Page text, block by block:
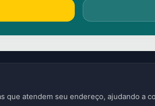
que atendem seu endereço, ajudando a